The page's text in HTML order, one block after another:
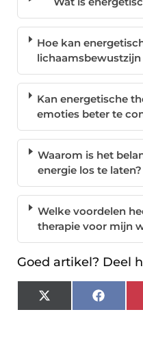
Hoe kan
lichaamsbewustzijn
Kan energetische
emoties beter te
Waarom is het
energie los te laten?
Welke voordelen
therapie voor mijn
Goed artikel? Deel
X
(Twitter)